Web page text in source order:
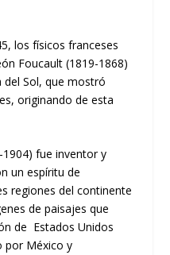
los físicos franceses
Foucault (1819-1868)
Sol, que mostró
originando de esta
1904) fue inventor y
un espíritu de
regiones del continente
de paisajes que
de Estados Unidos
por México y